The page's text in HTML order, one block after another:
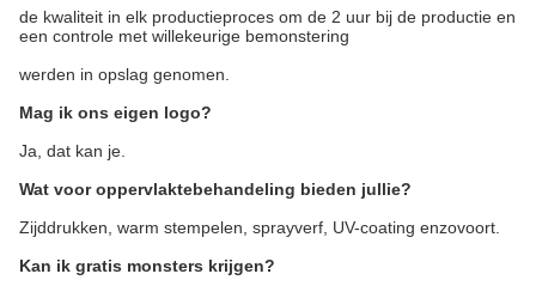
de kwaliteit in elk productieproces om de 2 uur bij de productie en
een controle met willekeurige bemonstering
werden in opslag genomen.
Mag ik ons eigen logo?
Ja, dat kan je.
Wat voor oppervlaktebehandeling bieden jullie?
Zijddrukken, warm stempelen, sprayverf, UV-coating enzovoort.
Kan ik gratis monsters krijgen?